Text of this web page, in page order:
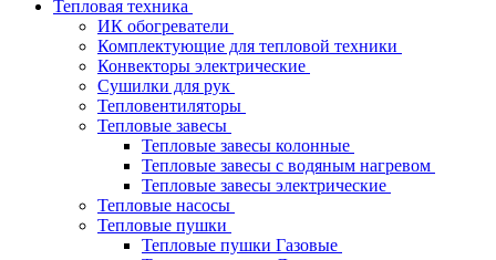
Тепловая техника
ИК обогреватели
Комплектующие для тепловой техники
Конвекторы электрические
Сушилки для рук
Тепловентиляторы
Тепловые завесы
Тепловые завесы колонные
Тепловые завесы с водяным нагревом
Тепловые завесы электрические
Тепловые насосы
Тепловые пушки
Тепловые пушки Газовые